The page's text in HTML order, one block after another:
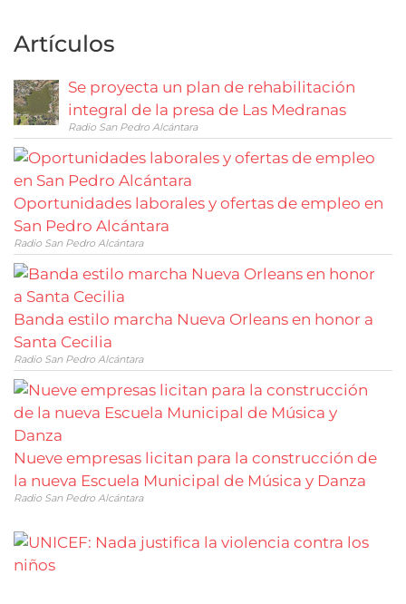
Artículos
Se proyecta un plan de rehabilitación
integral de la presa de Las Medranas
Radio San Pedro Alcántara
Oportunidades laborales y ofertas de empleo en
San Pedro Alcántara
Radio San Pedro Alcántara
Banda estilo marcha Nueva Orleans en honor a
Santa Cecilia
Radio San Pedro Alcántara
Nueve empresas licitan para la construcción de
la nueva Escuela Municipal de Música y Danza
Radio San Pedro Alcántara